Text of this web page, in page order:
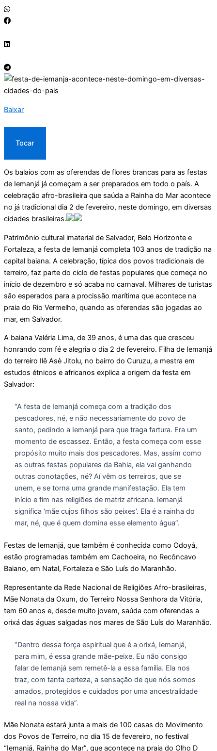
Baixar
Tocar
Os balaios com as oferendas de flores brancas para as festas
de Iemanjá já começam a ser preparados em todo o país. A
celebração afro-brasileira que saúda a Rainha do Mar acontece
no já tradicional dia 2 de fevereiro, neste domingo, em diversas
cidades brasileiras.
Patrimônio cultural imaterial de Salvador, Belo Horizonte e
Fortaleza, a festa de Iemanjá completa 103 anos de tradição na
capital baiana. A celebração, típica dos povos tradicionais de
terreiro, faz parte do ciclo de festas populares que começa no
início de dezembro e só acaba no carnaval. Milhares de turistas
são esperados para a procissão marítima que acontece na
praia do Rio Vermelho, quando as oferendas são jogadas ao
mar, em Salvador.
A baiana Valéria Lima, de 39 anos, é uma das que cresceu
honrando com fé e alegria o dia 2 de fevereiro. Filha de Iemanjá
do terreiro Ilê Asè Jitolu, no bairro do Curuzu, a mestra em
estudos étnicos e africanos explica a origem da festa em
Salvador:
“A festa de Iemanjá começa com a tradição dos
pescadores, né, e não necessariamente do povo de
santo, pedindo a Iemanjá para que traga fartura. Era um
momento de escassez. Então, a festa começa com esse
propósito muito mais dos pescadores. Mas, assim como
as outras festas populares da Bahia, ela vai ganhando
outras conotações, né? Aí vêm os terreiros, que se
unem, e se torna uma grande manifestação. Ela tem
início e fim nas religiões de matriz africana. Iemanjá
significa ‘mãe cujos filhos são peixes’. Ela é a rainha do
mar, né, que é quem domina esse elemento água”.
Festas de Iemanjá, que também é conhecida como Odoyá,
estão programadas também em Cachoeira, no Recôncavo
Baiano, em Natal, Fortaleza e São Luís do Maranhão.
Representante da Rede Nacional de Religiões Afro-brasileiras,
Mãe Nonata da Oxum, do Terreiro Nossa Senhora da Vitória,
tem 60 anos e, desde muito jovem, saúda com oferendas a
orixá das águas salgadas nos mares de São Luís do Maranhão.
“Dentro dessa força espiritual que é a orixá, Iemanjá,
para mim, é essa grande mãe-peixe. Eu não consigo
falar de Iemanjá sem remetê-la a essa família. Ela nos
traz, com tanta certeza, a sensação de que nós somos
amados, protegidos e cuidados por uma ancestralidade
real na nossa vida”.
Mãe Nonata estará junta a mais de 100 casas do Movimento
dos Povos de Terreiro, no dia 15 de fevereiro, no festival
“Iemanjá, Rainha do Mar”, que acontece na praia do Olho D